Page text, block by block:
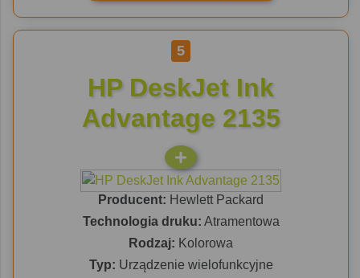
5
HP DeskJet Ink
Advantage 2135
Producent: Hewlett Packard
Technologia druku: Atramentowa
Rodzaj: Kolorowa
Typ: Urządzenie wielofunkcyjne